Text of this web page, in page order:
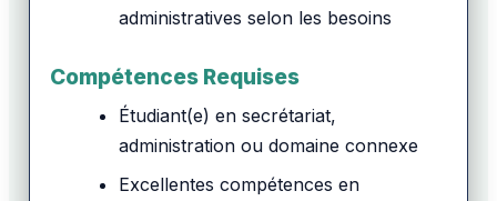
administratives selon les besoins
Compétences Requises
Étudiant(e) en secrétariat,
administration ou domaine connexe
Excellentes compétences en